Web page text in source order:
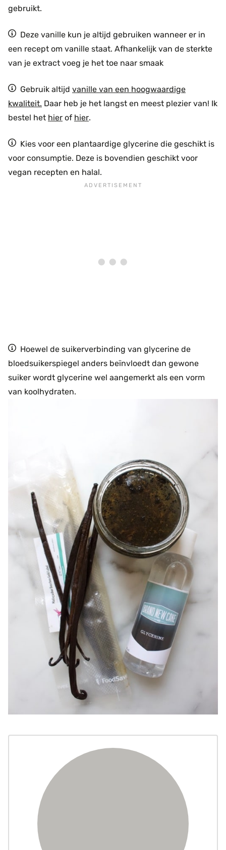
gebruikt.
Deze vanille kun je altijd gebruiken wanneer er in
een recept om vanille staat. Afhankelijk van de sterkte
van je extract voeg je het toe naar smaak
Gebruik altijd vanille van een hoogwaardige
kwaliteit. Daar heb je het langst en meest plezier van! Ik
bestel het hier of hier.
Kies voor een plantaardige glycerine die geschikt is
voor consumptie. Deze is bovendien geschikt voor
vegan recepten en halal.
Hoewel de suikerverbinding van glycerine de
bloedsuikerspiegel anders beïnvloedt dan gewone
suiker wordt glycerine wel aangemerkt als een vorm
van koolhydraten.